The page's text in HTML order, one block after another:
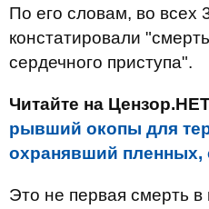
По его словам, во всех
констатировали
сердечного приступа".
Читайте на
рывший окопы для
охранявший пленных,
Это не первая смерть в